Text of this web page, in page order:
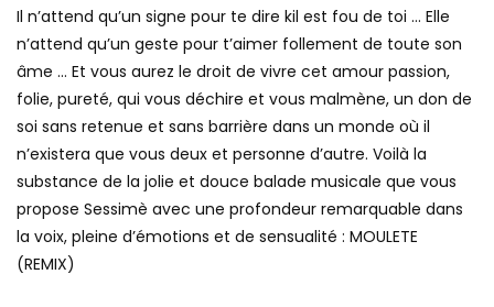
Il n’attend qu’un signe pour te dire kil est fou de toi … Elle
n’attend qu’un geste pour t’aimer follement de toute son
âme … Et vous aurez le droit de vivre cet amour passion,
folie, pureté, qui vous déchire et vous malmène, un don de
soi sans retenue et sans barrière dans un monde où il
n’existera que vous deux et personne d’autre. Voilà la
substance de la jolie et douce balade musicale que vous
propose Sessimè avec une profondeur remarquable dans
la voix, pleine d’émotions et de sensualité : MOULETE
(REMIX)